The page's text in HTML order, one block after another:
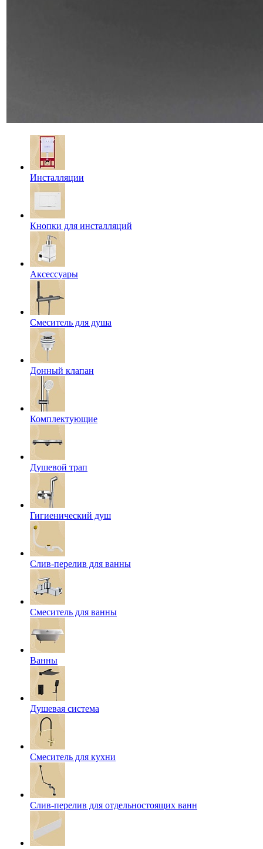
Инсталляции
Кнопки для инсталляций
Аксессуары
Смеситель для душа
Донный клапан
Комплектующие
Душевой трап
Гигиенический душ
Слив-перелив для ванны
Смеситель для ванны
Ванны
Душевая система
Смеситель для кухни
Слив-перелив для отдельностоящих ванн